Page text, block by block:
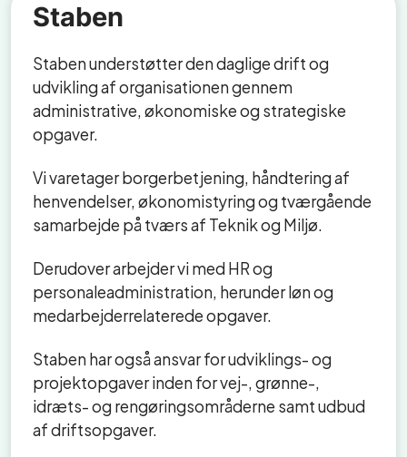
Staben
Staben understøtter den daglige drift og
udvikling af organisationen gennem
administrative, økonomiske og strategiske
opgaver.
Vi varetager borgerbetjening, håndtering af
henvendelser, økonomistyring og tværgående
samarbejde på tværs af Teknik og Miljø.
Derudover arbejder vi med HR og
personaleadministration, herunder løn og
medarbejderrelaterede opgaver.
Staben har også ansvar for udviklings- og
projektopgaver inden for vej-, grønne-,
idræts- og rengøringsområderne samt udbud
af driftsopgaver.